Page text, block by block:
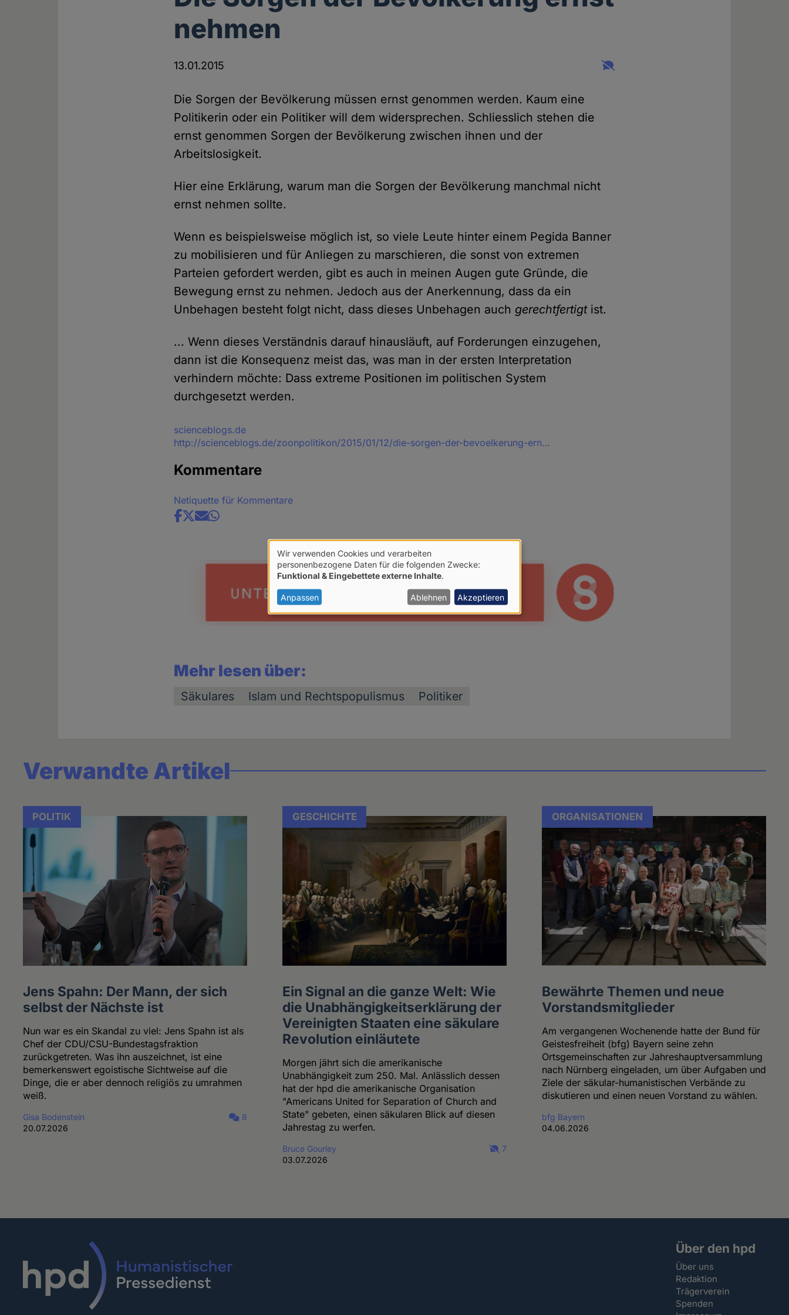
nehmen
13.01.2015
Die Sorgen der Bevölkerung müssen ernst genommen werden. Kaum eine
Politikerin oder ein Politiker will dem widersprechen. Schliesslich stehen die
ernst genommen Sorgen der Bevölkerung zwischen ihnen und der
Arbeitslosigkeit.
Hier eine Erklärung, warum man die Sorgen der Bevölkerung manchmal nicht
ernst nehmen sollte.
Wenn es beispielsweise möglich ist, so viele Leute hinter einem Pegida Banner
zu mobilisieren und für Anliegen zu marschieren, die sonst von extremen
Parteien gefordert werden, gibt es auch in meinen Augen gute Gründe, die
Bewegung ernst zu nehmen. Jedoch aus der Anerkennung, dass da ein
Unbehagen besteht folgt nicht, dass dieses Unbehagen auch gerechtfertigtist.
... Wenn dieses Verständnis darauf hinausläuft, auf Forderungen einzugehen,
dann ist die Konsequenz meist das, was man in der ersten Interpretation
verhindern möchte: Dass extreme Positionen im politischen System
durchgesetzt werden.
Quelle
scienceblogs.de
http://scienceblogs.de/zoonpolitikon/2015/01/12/die-sorgen-der-bevoelkerung-ern…
Kommentare
Netiquette für Kommentare
Share
Mehr lesen über:
Säkulares Islam und Rechtspopulismus Politiker
Verwandte Artikel
POLITIK
Jens Spahn: Der Mann, der sich
selbst der Nächste ist
Nun war es ein Skandal zu viel: Jens Spahn ist als
Chef der CDU/CSU-Bundestagsfraktion
zurückgetreten. Was ihn auszeichnet, ist eine
bemerkenswert egoistische Sichtweise auf die
Dinge, die er aber dennoch religiös zu umrahmen
weiß.
Gisa Bodenstein
20.07.2026
8
GESCHICHTE
Ein Signal an die ganze Welt: Wie
die Unabhängigkeitserklärung der
Vereinigten Staaten eine säkulare
Revolution einläutete
Morgen jährt sich die amerikanische
Unabhängigkeit zum 250. Mal. Anlässlich dessen
hat der hpd die amerikanische Organisation
"Americans United for Separation of Church and
State" gebeten, einen säkularen Blick auf diesen
Jahrestag zu werfen.
Bruce Gourley
03.07.2026
7
ORGANISATIONEN
Bewährte Themen und neue
Vorstandsmitglieder
Am vergangenen Wochenende hatte der Bund für
Geistesfreiheit (bfg) Bayern seine zehn
Ortsgemeinschaften zur Jahreshauptversammlung
nach Nürnberg eingeladen, um über Aufgaben und
Ziele der säkular-humanistischen Verbände zu
diskutieren und einen neuen Vorstand zu wählen.
bfg Bayern
04.06.2026
Über den hpd
Über uns
Redaktion
Trägerverein
Spenden
Verwendung
von
personenbezogenen
Daten
Wir verwenden Cookies und verarbeiten
personenbezogene Daten für die folgenden Zwecke:
Funktional & Eingebettete externe Inhalte.
Anpassen Ablehnen Akzeptieren